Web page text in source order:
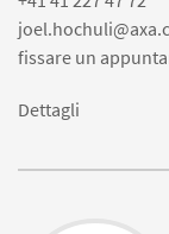
fissare un
Dettagli